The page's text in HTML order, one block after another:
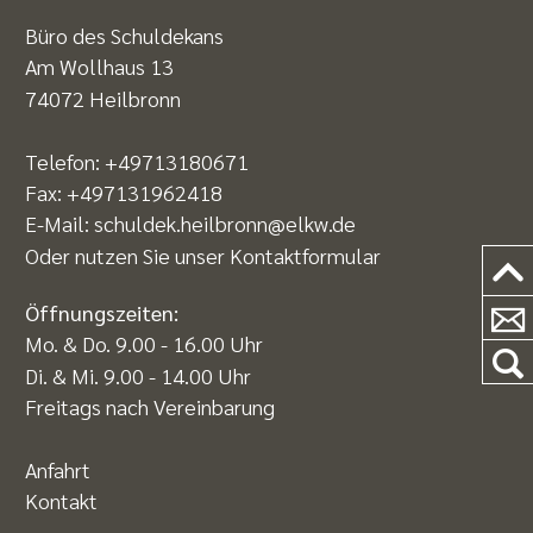
Büro des Schuldekans
Am Wollhaus 13
74072 Heilbronn
Telefon: +49713180671
Fax: +497131962418
E-Mail: schuldek.heilbronn@elkw.de
Oder nutzen Sie unser Kontaktformular
Öffnungszeiten:
Mo. & Do. 9.00 - 16.00 Uhr
Di. & Mi. 9.00 - 14.00 Uhr
Freitags nach Vereinbarung
Anfahrt
Kontakt